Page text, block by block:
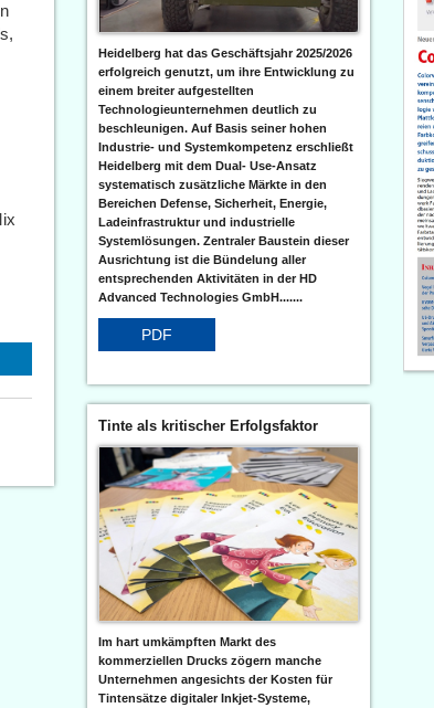
Heidelberg hat das Geschäftsjahr 2025/2026
erfolgreich genutzt, um ihre Entwicklung zu
einem breiter aufgestellten
Technologieunternehmen deutlich zu
beschleunigen. Auf Basis seiner hohen
Industrie- und Systemkompetenz erschließt
Heidelberg mit dem Dual- Use-Ansatz
systematisch zusätzliche Märkte in den
Bereichen Defense, Sicherheit, Energie,
Ladeinfrastruktur und industrielle
Systemlösungen. Zentraler Baustein dieser
Ausrichtung ist die Bündelung aller
entsprechenden Aktivitäten in der HD
Advanced Technologies GmbH.......
PDF
Tinte als kritischer Erfolgsfaktor
Im hart umkämpften Markt des
kommerziellen Drucks zögern manche
Unternehmen angesichts der Kosten für
Tintensätze digitaler Inkjet-Systeme,